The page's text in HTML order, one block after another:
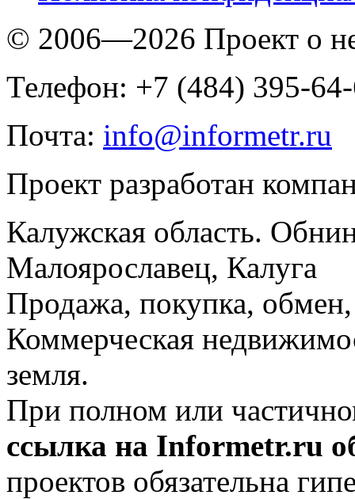
© 2006—2026 Проект о
Телефон: +7 (484) 395-
Почта: info@informetr.ru
Проект разработан
Калужская область.
Малоярославец, Калуга
Продажа, покупка, обмен,
Коммерческая
земля.
При полном или
ссылка на Informetr.ru
проектов обязательна